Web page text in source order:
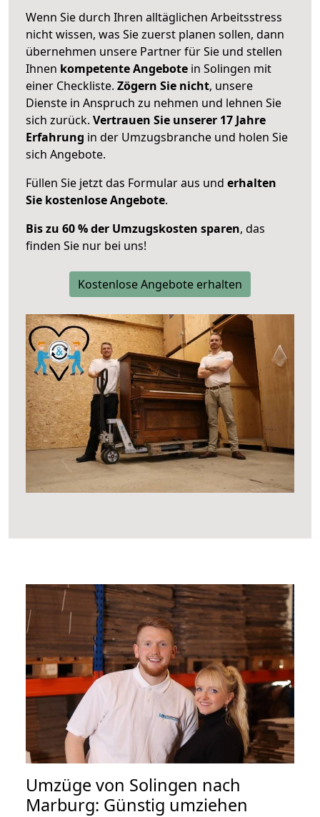
Wenn Sie durch Ihren alltäglichen Arbeitsstress
nicht wissen, was Sie zuerst planen sollen, dann
übernehmen unsere Partner für Sie und stellen
Ihnen kompetente Angebote in Solingen mit
einer Checkliste. Zögern Sie nicht, unsere
Dienste in Anspruch zu nehmen und lehnen Sie
sich zurück. Vertrauen Sie unserer 17 Jahre
Erfahrung in der Umzugsbranche und holen Sie
sich Angebote.
Füllen Sie jetzt das Formular aus und erhalten
Sie kostenlose Angebote.
Bis zu 60 % der Umzugskosten sparen, das
finden Sie nur bei uns!
Kostenlose Angebote erhalten
Umzüge von Solingen nach
Marburg: Günstig umziehen